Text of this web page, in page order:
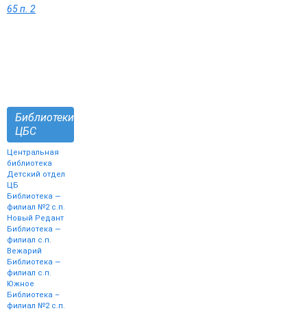
65 п. 2
Библиотеки
ЦБС
Центральная
библиотека
Детский отдел
ЦБ
Библиотека —
филиал №2 с.п.
Новый Редант
Библиотека —
филиал с.п.
Вежарий
Библиотека —
филиал с.п.
Южное
Библиотека –
филиал №2 с.п.